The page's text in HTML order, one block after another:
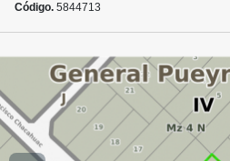
Código. 5844713